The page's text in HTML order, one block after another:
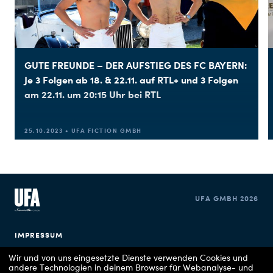
Witscherkowsky
JUNIOR PRODUCERIN Sophie Mellmann
Richard Kropf
der Leitung von Hauke
EXECUTIVE PRODUCERIN RTL
DEUTSCHLAND
Brigitte Kohnert
GUTE FREUNDE – DER AUFSTIEG DES FC BAYERN:
Je 3 Folgen ab 18. & 22.11. auf RTL+ und 3 Folgen
am 22.11. um 20:15 Uhr bei RTL
25.10.2023 • UFA FICTION GMBH
IMPRESSUM
DATENSCHUTZERKLÄRUNG
UFA GMBH 2026
Wir und von uns eingesetzte Dienste verwenden Cookies und
andere Technologien in deinem Browser für Webanalyse- und